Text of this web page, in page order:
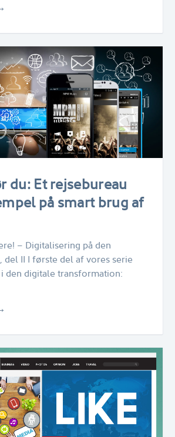
du: Et rejsebureau
på smart brug af
– Digitalisering på den
del II I første del af vores serie
den digitale transformation: